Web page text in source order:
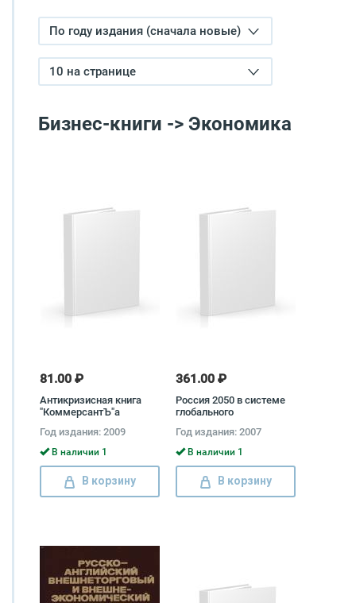
По году издания (сначала новые)
10 на странице
Бизнес-книги -> Экономика
81.00 ₽
Антикризисная книга
"КоммерсантЪ"а
Год издания: 2009
В наличии 1
В корзину
361.00 ₽
Россия 2050 в системе
глобального
Год издания: 2007
В наличии 1
В корзину